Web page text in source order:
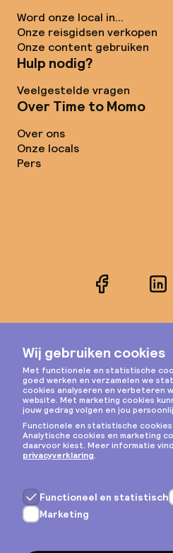
Word onze local in...
Onze reisgidsen verkopen
Onze content gebruiken
Hulp nodig?
Veelgestelde vragen
Over Time to Momo
Over ons
Onze locals
Pers
Facebook
Privacy &
Algemene